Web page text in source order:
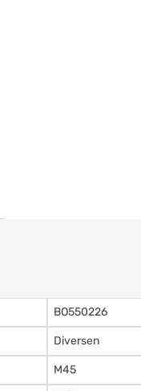
BO550226
Diversen
M45